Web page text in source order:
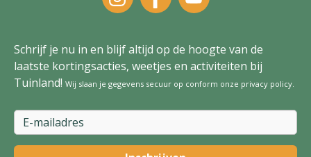
Schrijf je nu in en blijf altijd op de hoogte van de
laatste kortingsacties, weetjes en activiteiten bij
Tuinland! Wij slaan je gegevens secuur op conform onze privacy policy.